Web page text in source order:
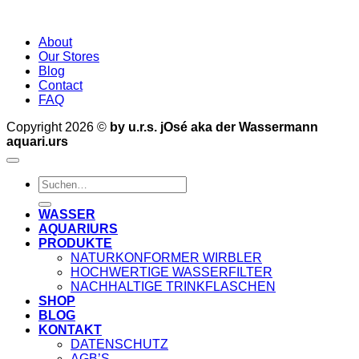
About
Our Stores
Blog
Contact
FAQ
Copyright 2026 © by u.r.s. jOsé aka der Wassermann
aquari.urs
Suche
nach:
WASSER
AQUARIURS
PRODUKTE
NATURKONFORMER WIRBLER
HOCHWERTIGE WASSERFILTER
NACHHALTIGE TRINKFLASCHEN
SHOP
BLOG
KONTAKT
DATENSCHUTZ